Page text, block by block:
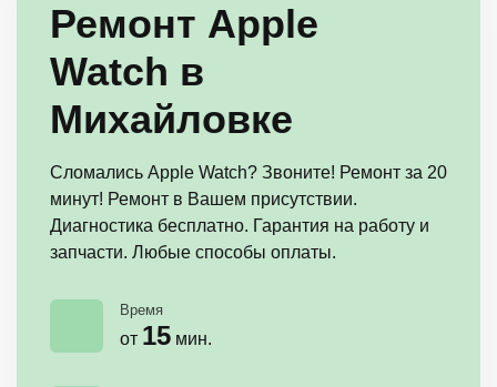
Ремонт Apple
Watch в
Михайловке
Сломались Apple Watch? Звоните! Ремонт за 20
минут! Ремонт в Вашем присутствии.
Диагностика бесплатно. Гарантия на работу и
запчасти. Любые способы оплаты.
Время
от 15 мин.